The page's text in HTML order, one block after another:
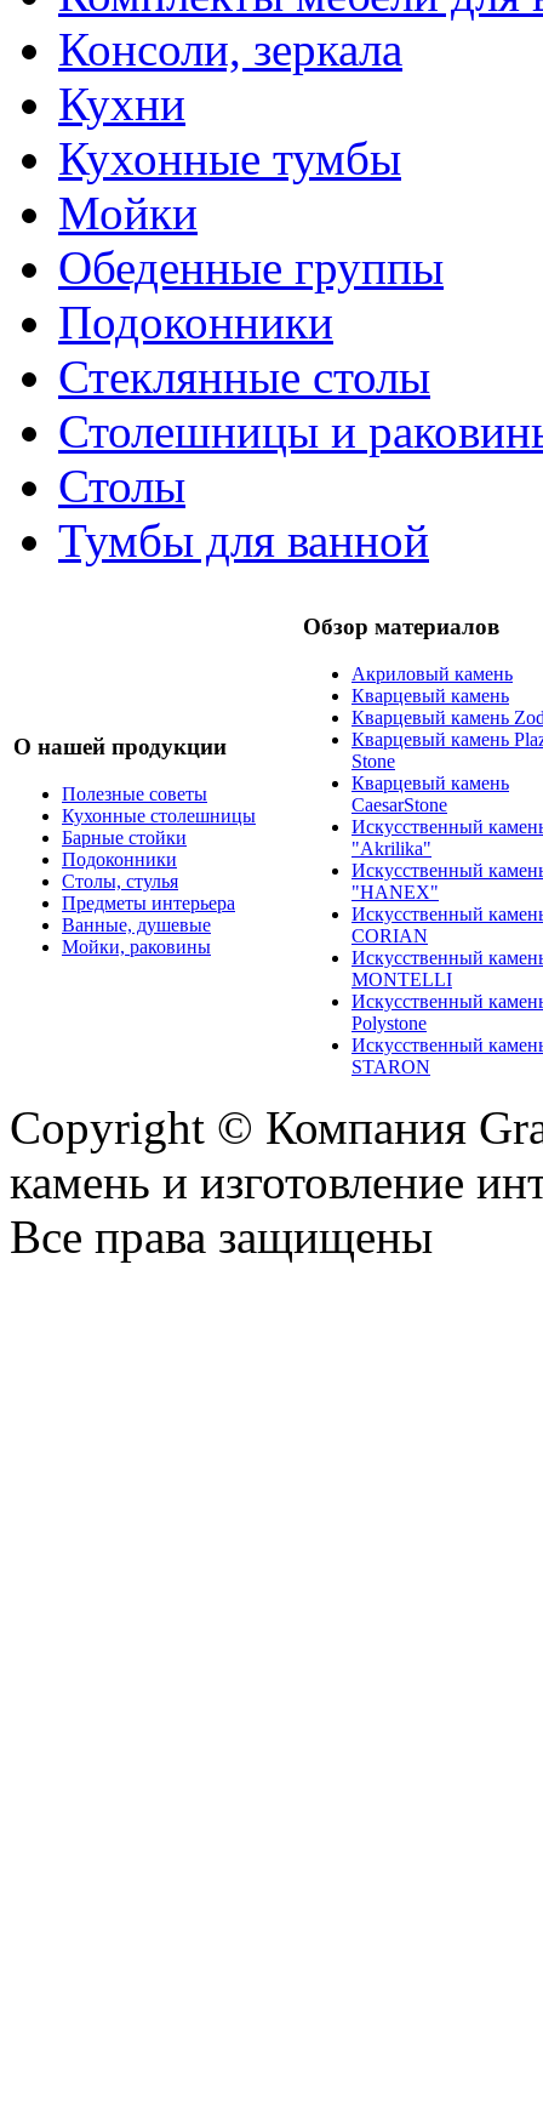
Консоли, зеркала
Кухни
Кухонные тумбы
Мойки
Обеденные группы
Подоконники
Стеклянные столы
Столешницы и
Столы
Тумбы для ванной
О нашей продукции
Полезные советы
Кухонные столешницы
Барные стойки
Подоконники
Столы, стулья
Предметы интерьера
Ванные, душевые
Мойки, раковины
Обзор материалов
Акриловый камень
Кварцевый камень
Кварцевый камень
Кварцевый камень
Stone
Кварцевый камень
CaesarStone
Искусственный
"Akrilika"
Искусственный
"HANEX"
Искусственный
CORIAN
Искусственный
MONTELLI
Искусственный
Polystone
Искусственный
STARON
Copyright © Компания
камень и изготовление
Все права защищены